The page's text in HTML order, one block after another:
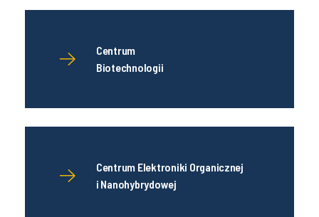
Centrum
Biotechnologii
Centrum Elektroniki Organicznej
i Nanohybrydowej